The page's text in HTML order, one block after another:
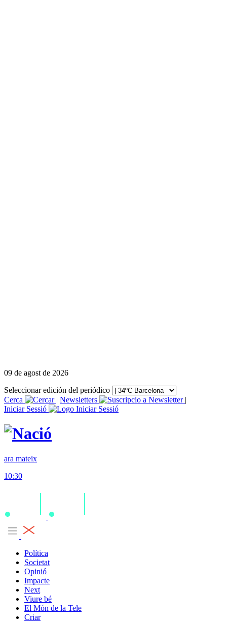
09 de agost de 2026
Seleccionar edición del periódico
Cerca
| Newsletters
|
Iniciar Sessió
ara mateix
10:30
Política
Societat
Opinió
Impacte
Next
Viure bé
El Món de la Tele
Criar